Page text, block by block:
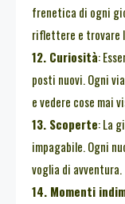
frenetica di ogni
riflettere e trovare
12. Curiosità:
posti nuovi. Ogni
e vedere cose mai
13. Scoperte: La
impagabile. Ogni
voglia di avventura.
14. Momenti